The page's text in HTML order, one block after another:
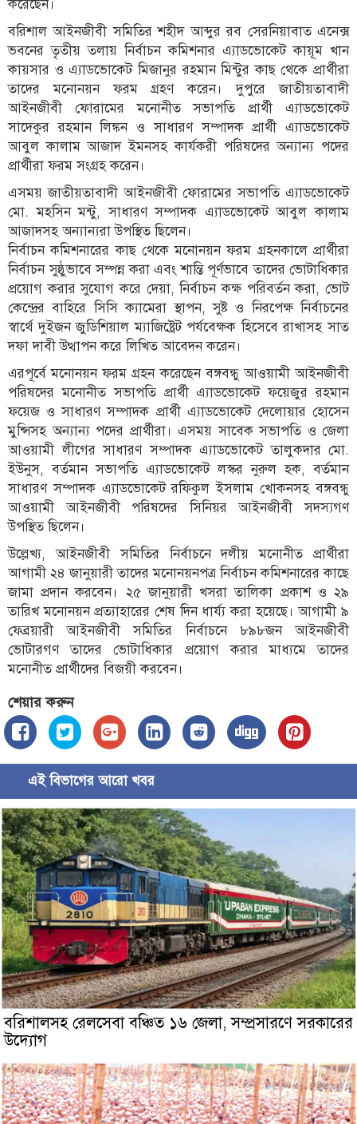
করেছেন।
বরিশাল আইনজীবী সমিতির শহীদ আব্দুর রব সেরনিয়াবাত এনেক্স
ভবনের তৃতীয় তলায় নির্বাচন কমিশনার এ্যাডভোকেট কায়ূম খান
কায়সার ও এ্যাডভোকেট মিজানুর রহমান মিন্টুর কাছ থেকে প্রার্থীরা
তাদের মনোনয়ন ফরম গ্রহণ করেন। দুপুরে জাতীয়তাবাদী
আইনজীবী ফোরামের মনোনীত সভাপতি প্রার্থী এ্যাডভোকেট
সাদেকুর রহমান লিঙ্কন ও সাধারণ সম্পাদক প্রার্থী এ্যাডভোকেট
আবুল কালাম আজাদ ইমনসহ কার্যকরী পরিষদের অন্যান্য পদের
প্রার্থীরা ফরম সংগ্রহ করেন।
এসময় জাতীয়তাবাদী আইনজীবী ফোরামের সভাপতি এ্যাডভোকেট
মো. মহসিন মন্টু, সাধারণ সম্পাদক এ্যাডভোকেট আবুল কালাম
আজাদসহ অন্যান্যরা উপস্থিত ছিলেন।
নির্বাচন কমিশনারের কাছ থেকে মনোনয়ন ফরম গ্রহনকালে প্রার্থীরা
নির্বাচন সুষ্ঠুভাবে সম্পন্ন করা এবং শান্তি পূর্ণভাবে তাদের ভোটাধিকার
প্রয়োগ করার সুযোগ করে দেয়া, নির্বাচন কক্ষ পরিবর্তন করা, ভোট
কেন্দ্রের বাহিরে সিসি ক্যামেরা স্থাপন, সুষ্ট ও নিরপেক্ষ নির্বাচনের
স্বার্থে দুইজন জুডিশিয়াল ম্যাজিষ্ট্রেট পর্যবেক্ষক হিসেবে রাখাসহ সাত
দফা দাবী উত্থাপন করে লিখিত আবেদন করেন।
এরপূর্বে মনোনয়ন ফরম গ্রহন করেছেন বঙ্গবন্ধু আওয়ামী আইনজীবী
পরিষদের মনোনীত সভাপতি প্রার্থী এ্যাডভোকেট ফয়েজুর রহমান
ফয়েজ ও সাধারণ সম্পাদক প্রার্থী এ্যাডভোকেট দেলোয়ার হোসেন
মুন্সিসহ অন্যান্য পদের প্রার্থীরা। এসময় সাবেক সভাপতি ও জেলা
আওয়ামী লীগের সাধারণ সম্পাদক এ্যাডভোকেট তালুকদার মো.
ইউনুস, বর্তমান সভাপতি এ্যাডভোকেট লস্কর নুরুল হক, বর্তমান
সাধারণ সম্পাদক এ্যাডভোকেট রফিকুল ইসলাম খোকনসহ বঙ্গবন্ধু
আওয়ামী আইনজীবী পরিষদের সিনিয়র আইনজীবী সদস্যগণ
উপস্থিত ছিলেন।
উল্লেখ্য, আইনজীবী সমিতির নির্বাচনে দলীয় মনোনীত প্রার্থীরা
আগামী ২৪ জানুয়ারী তাদের মনোনয়নপত্র নির্বাচন কমিশনারের কাছে
জামা প্রদান করবেন। ২৫ জানুয়ারী খসরা তালিকা প্রকাশ ও ২৯
তারিখ মনোনয়ন প্রত্যাহারের শেষ দিন ধার্য্য করা হয়েছে। আগামী ৯
ফেব্রয়ারী আইনজীবী সমিতির নির্বাচনে ৮৯৮জন আইনজীবী
ভোটারগণ তাদের ভোটাধিকার প্রয়োগ করার মাধ্যমে তাদের
মনোনীত প্রার্থীদের বিজয়ী করবেন।
শেয়ার করুন
এই বিভাগের আরো খবর
বরিশালসহ রেলসেবা বঞ্চিত ১৬ জেলা, সম্প্রসারণে সরকারের
উদ্যোগ